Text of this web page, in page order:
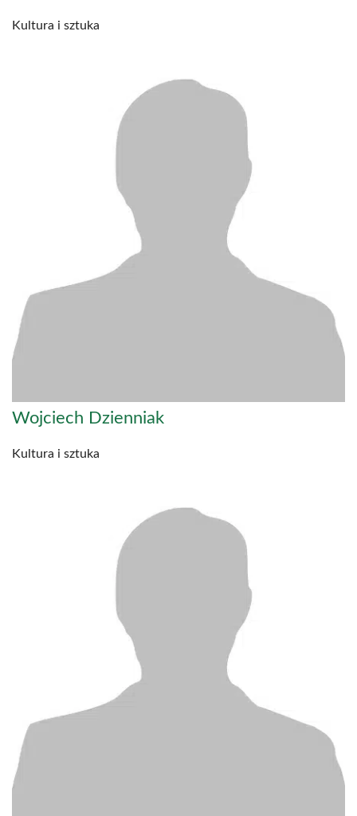
Kultura i sztuka
Wojciech Dzienniak
Kultura i sztuka